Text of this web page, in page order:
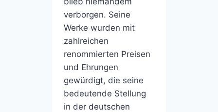
verborgen. Seine
Werke wurden mit
zahlreichen
renommierten Preisen
und Ehrungen
gewürdigt, die seine
bedeutende Stellung
in der deutschen